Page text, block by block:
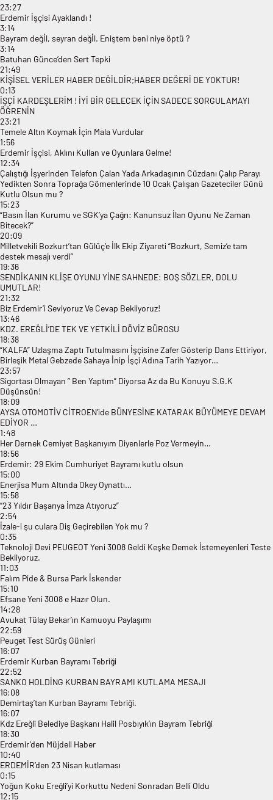
23:27
Erdemir İşçisi Ayaklandı !
3:14
Bayram değİl, seyran değİl. Eniştem beni niye öptü ?
3:14
Batuhan Günce’den Sert Tepki
21:49
KİŞİSEL VERİLER HABER DEĞİLDİR;HABER DEĞERİ DE YOKTUR!
0:13
İŞÇİ KARDEŞLERİM ! İYİ BİR GELECEK İÇİN SADECE SORGULAMAYI
ÖĞRENİN
23:21
Temele Altın Koymak İçin Mala Vurdular
1:56
Erdemir İşçisi, Aklını Kullan ve Oyunlara Gelme!
12:34
Çalıştığı İşyerinden Telefon Çalan Yada Arkadaşının Cüzdanı Çalıp Parayı
Yedikten Sonra Toprağa Gömenlerinde 10 Ocak Çalışan Gazeteciler Günü
Kutlu Olsun mu ?
15:23
“Basın İlan Kurumu ve SGK’ya Çağrı: Kanunsuz İlan Oyunu Ne Zaman
Bitecek?”
20:09
Milletvekili Bozkurt’tan Gülüç’e İlk Ekip Ziyareti “Bozkurt, Semiz’e tam
destek mesajı verdi”
19:36
SENDİKANIN KLİŞE OYUNU YİNE SAHNEDE: BOŞ SÖZLER, DOLU
UMUTLAR!
21:32
Biz Erdemir’i Seviyoruz Ve Cevap Bekliyoruz!
13:46
KDZ. EREĞLİ’DE TEK VE YETKİLİ DÖVİZ BÜROSU
18:38
“KALFA” Uzlaşma Zaptı Tutulmasını İşçisine Zafer Gösterip Dans Ettiriyor,
Birleşik Metal Gebzede Sahaya İnip İşçi Adına Tarih Yazıyor…
23:57
Sigortası Olmayan ” Ben Yaptım” Diyorsa Az da Bu Konuyu S.G.K
Düşünsün!
18:09
AYSA OTOMOTİV CİTROEN’ide BÜNYESİNE KATARAK BÜYÜMEYE DEVAM
EDİYOR …
1:48
Her Dernek Cemiyet Başkanıyım Diyenlerle Poz Vermeyin…
18:56
Erdemir: 29 Ekim Cumhuriyet Bayramı kutlu olsun
15:00
Enerjisa Mum Altında Okey Oynattı…
15:58
“23 Yıldır Başarıya İmza Atıyoruz”
2:54
İzale-i şu culara Diş Geçirebilen Yok mu ?
0:35
Teknoloji Devi PEUGEOT Yeni 3008 Geldi Keşke Demek İstemeyenleri Teste
Bekliyoruz.
11:03
Falım Pide & Bursa Park İskender
15:10
Efsane Yeni 3008 e Hazır Olun.
14:28
Avukat Tülay Bekar’ın Kamuoyu Paylaşımı
22:59
Peuget Test Sürüş Günleri
16:07
Erdemir Kurban Bayramı Tebriği
22:52
SANKO HOLDİNG KURBAN BAYRAMI KUTLAMA MESAJI
16:08
Demirtaş’tan Kurban Bayramı Tebriği.
16:07
Kdz Ereğli Belediye Başkanı Halil Posbıyık’ın Bayram Tebriği
18:30
Erdemir’den Müjdeli Haber
10:40
ERDEMİR’den 23 Nisan kutlaması
0:15
Yoğun Koku Ereğli’yi Korkuttu Nedeni Sonradan Belli Oldu
12:15